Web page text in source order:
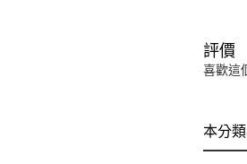
評價
喜歡這
本分